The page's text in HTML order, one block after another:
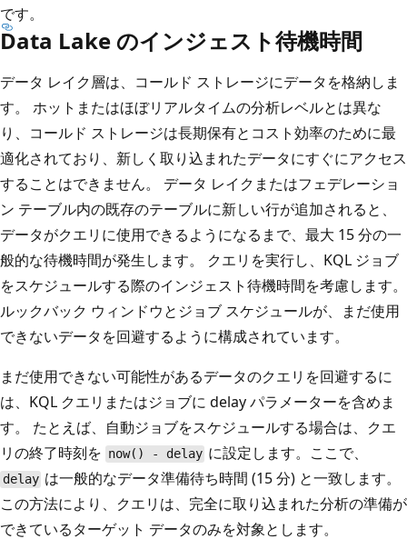
です。
Data Lake のインジェスト待機時間
データ レイク層は、コールド ストレージにデータを格納しま
す。 ホットまたはほぼリアルタイムの分析レベルとは異な
り、コールド ストレージは長期保有とコスト効率のために最
適化されており、新しく取り込まれたデータにすぐにアクセス
することはできません。 データ レイクまたはフェデレーショ
ン テーブル内の既存のテーブルに新しい行が追加されると、
データがクエリに使用できるようになるまで、最大 15 分の一
般的な待機時間が発生します。 クエリを実行し、KQL ジョブ
をスケジュールする際のインジェスト待機時間を考慮します。
ルックバック ウィンドウとジョブ スケジュールが、まだ使用
できないデータを回避するように構成されています。
まだ使用できない可能性があるデータのクエリを回避するに
は、KQL クエリまたはジョブに delay パラメーターを含めま
す。 たとえば、自動ジョブをスケジュールする場合は、クエ
リの終了時刻を now() - delay に設定します。ここで、
delay は一般的なデータ準備待ち時間 (15 分) と一致します。
この方法により、クエリは、完全に取り込まれた分析の準備が
できているターゲット データのみを対象とします。